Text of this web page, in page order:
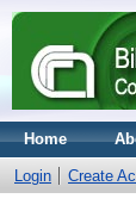
Home
Login Create